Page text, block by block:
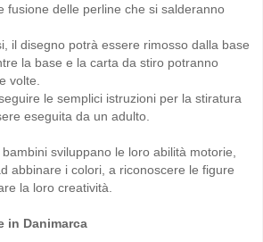
fusione delle perline che si salderanno
il disegno potrà essere rimosso dalla base
la base e la carta da stiro potranno
volte.
le semplici istruzioni per la stiratura
eseguita da un adulto.
sviluppano le loro abilità motorie,
abbinare i colori, a riconoscere le figure
la loro creatività.
in Danimarca